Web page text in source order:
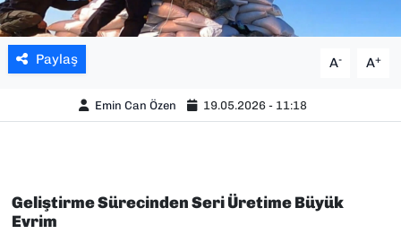
Paylaş A- A+
Emin Can Özen 19.05.2026 - 11:18
Geliştirme Sürecinden Seri Üretime Büyük
Evrim